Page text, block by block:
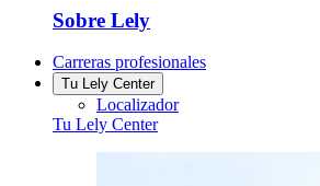
Sobre Lely
Carreras profesionales
Tu Lely Center
Localizador
Tu Lely Center